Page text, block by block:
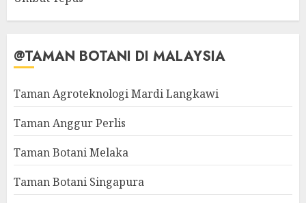
@TAMAN BOTANI DI MALAYSIA
Taman Agroteknologi Mardi Langkawi
Taman Anggur Perlis
Taman Botani Melaka
Taman Botani Singapura